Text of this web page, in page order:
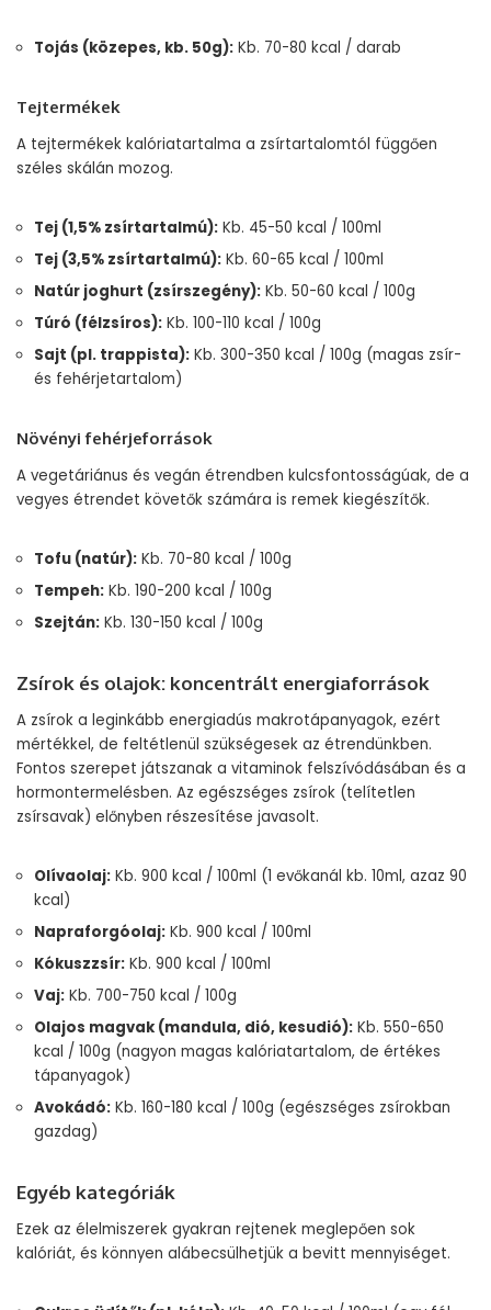
Tojás (közepes, kb. 50g): Kb. 70-80 kcal / darab
Tejtermékek
A tejtermékek kalóriatartalma a zsírtartalomtól függően
széles skálán mozog.
Tej (1,5% zsírtartalmú): Kb. 45-50 kcal / 100ml
Tej (3,5% zsírtartalmú): Kb. 60-65 kcal / 100ml
Natúr joghurt (zsírszegény): Kb. 50-60 kcal / 100g
Túró (félzsíros): Kb. 100-110 kcal / 100g
Sajt (pl. trappista): Kb. 300-350 kcal / 100g (magas zsír-
és fehérjetartalom)
Növényi fehérjeforrások
A vegetáriánus és vegán étrendben kulcsfontosságúak, de a
vegyes étrendet követők számára is remek kiegészítők.
Tofu (natúr): Kb. 70-80 kcal / 100g
Tempeh: Kb. 190-200 kcal / 100g
Szejtán: Kb. 130-150 kcal / 100g
Zsírok és olajok: koncentrált energiaforrások
A zsírok a leginkább energiadús makrotápanyagok, ezért
mértékkel, de feltétlenül szükségesek az étrendünkben.
Fontos szerepet játszanak a vitaminok felszívódásában és a
hormontermelésben. Az egészséges zsírok (telítetlen
zsírsavak) előnyben részesítése javasolt.
Olívaolaj: Kb. 900 kcal / 100ml (1 evőkanál kb. 10ml, azaz 90
kcal)
Napraforgóolaj: Kb. 900 kcal / 100ml
Kókuszzsír: Kb. 900 kcal / 100ml
Vaj: Kb. 700-750 kcal / 100g
Olajos magvak (mandula, dió, kesudió): Kb. 550-650
kcal / 100g (nagyon magas kalóriatartalom, de értékes
tápanyagok)
Avokádó: Kb. 160-180 kcal / 100g (egészséges zsírokban
gazdag)
Egyéb kategóriák
Ezek az élelmiszerek gyakran rejtenek meglepően sok
kalóriát, és könnyen alábecsülhetjük a bevitt mennyiséget.